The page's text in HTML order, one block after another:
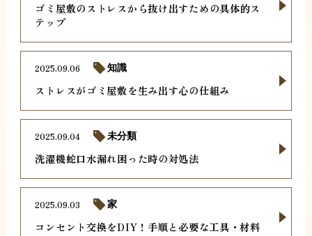
ゴミ屋敷のストレスから抜け出すための具体的ス
テップ
ストレスがゴミ屋敷を生み出す心の仕組み
2025.09.06 知識
洗濯機蛇口水漏れ困った時の対処法
2025.09.04 未分類
コンセント交換をDIY！手順と必要な工具・材料
2025.09.03 家